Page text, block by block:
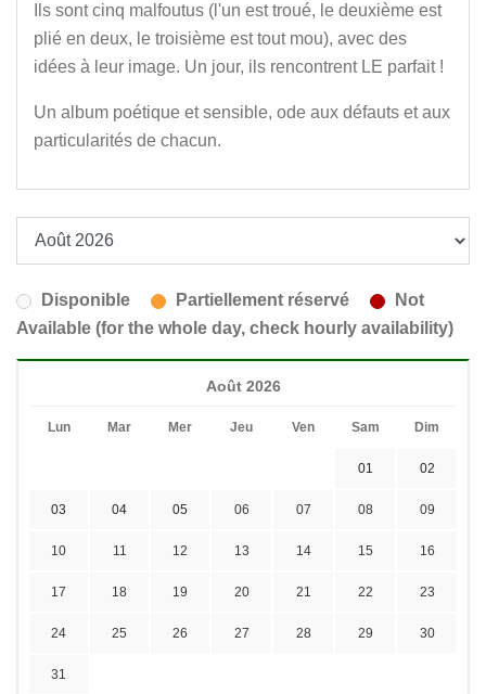
Ils sont cinq malfoutus (l'un est troué, le deuxième est
plié en deux, le troisième est tout mou), avec des
idées à leur image. Un jour, ils rencontrent LE parfait !
Un album poétique et sensible, ode aux défauts et aux
particularités de chacun.
Disponible Partiellement réservé
Not
Available (for the whole day, check hourly availability)
Août 2026
Lun Mar Mer Jeu Ven Sam Dim
01 02
03 04 05 06 07 08 09
10 11 12 13 14 15 16
17 18 19 20 21 22 23
24 25 26 27 28 29 30
31